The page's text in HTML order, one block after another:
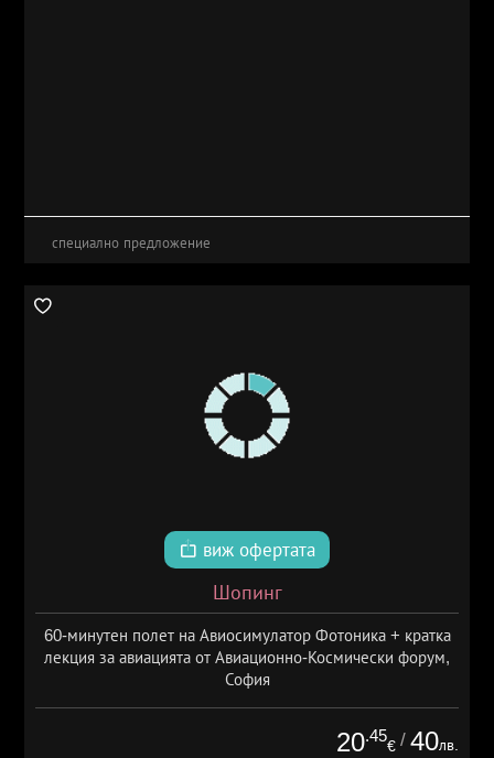
специално предложение
виж офертата
Шопинг
60-минутен полет на Авиосимулатор Фотоника + кратка
лекция за авиацията от Авиационно-Космически форум,
София
20.45
€ / 40лв.